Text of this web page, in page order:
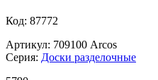
Код: 87772
Артикул: 709100 Arcos
Серия: Доски разделочные